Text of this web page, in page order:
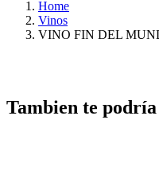
Home
Vinos
VINO FIN DEL
Tambien te